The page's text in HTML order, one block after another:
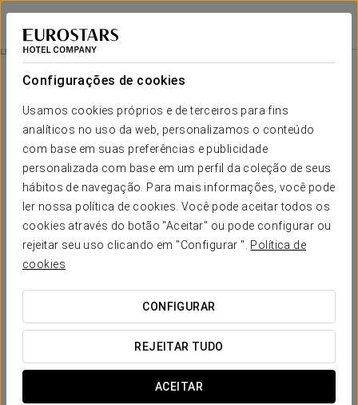
Configurações de cookies
Usamos cookies próprios e de terceiros para fins
analíticos no uso da web, personalizamos o conteúdo
com base em suas preferências e publicidade
personalizada com base em um perfil da coleção de seus
hábitos de navegação. Para mais informações, você pode
ler nossa política de cookies. Você pode aceitar todos os
cookies através do botão "Aceitar" ou pode configurar ou
rejeitar seu uso clicando em "Configurar ". Política de
cookies
CONFIGURAR
REJEITAR TUDO
ACEITAR
Eurostars Grand Marina
BARCELONA
Quartos
Quartos
O conforto e descanso que necessita
OEurostars Grand Marinapossui um total de 291 quartos
localizados em um edifício de 8 andares em forma de
transatlântico. Sua oferta é composta por 244 quartos duplos
e 47 suítes. São acomodações de luxo avant-garde que
incorporam as últimas inovações tecnológicas e garantem o
máximo conforto. Nesse sentido, o hotel oferece aos seus
clientes um serviço único e original: o menu de travesseiros,
através do qual podem escolher o modelo mais adequado
Decorados de maneira elegante e sóbria, com tons quentes,
madeiras nobres e tecidos de alta qualidade, os quartos
oferecem uma atenção cuidadosa aos detalhes, em clara
harmonia com o ambiente mediterrâneo que os acolhe.
SERVIÇOS EM DESTAQUE